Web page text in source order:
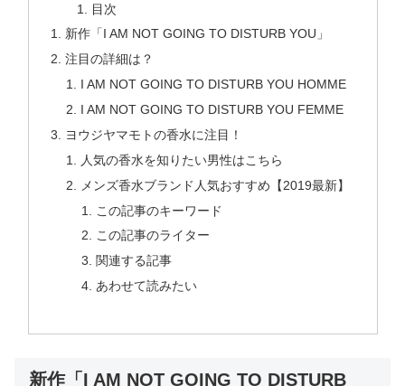
目次
新作「I AM NOT GOING TO DISTURB YOU」
注目の詳細は？
I AM NOT GOING TO DISTURB YOU HOMME
I AM NOT GOING TO DISTURB YOU FEMME
ヨウジヤマモトの香水に注目！
人気の香水を知りたい男性はこちら
メンズ香水ブランド人気おすすめ【2019最新】
この記事のキーワード
この記事のライター
関連する記事
あわせて読みたい
新作「I AM NOT GOING TO DISTURB